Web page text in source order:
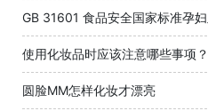
GB 31601 食品安全国家标准孕
使用化妆品时应该注意哪些事项？
圆脸MM怎样化妆才漂亮